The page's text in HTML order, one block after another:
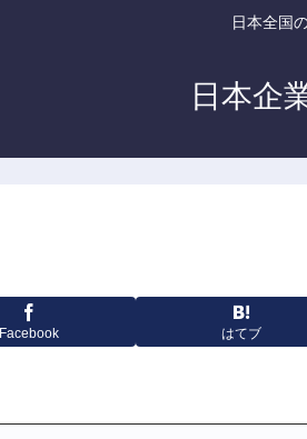
日本全国
日本企
Facebook はてブ